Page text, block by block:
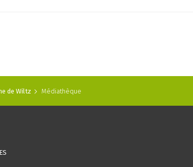
de Wiltz Médiathèque